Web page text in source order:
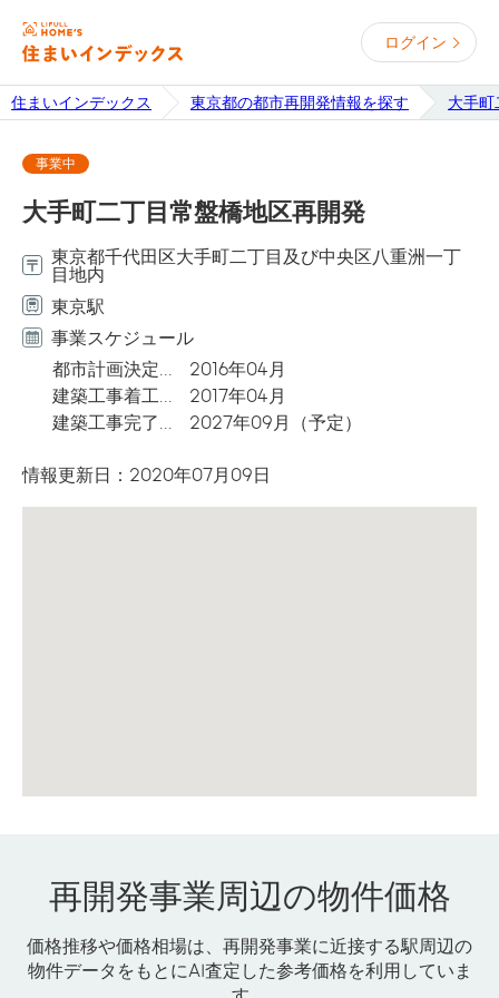
ログイン
住まいインデックス 東京都の都市再開発情報を探す 大手
事業中
大手町二丁目常盤橋地区再開発
東京都千代田区大手町二丁目及び中央区八重洲一丁
目地内
東京駅
事業スケジュール
都市計画決定
2016年04月
建築工事着工
2017年04月
建築工事完了
2027年09月 （予定）
情報更新日：2020年07月09日
再開発事業周辺の物件価格
価格推移や価格相場は、再開発事業に近接する駅周辺の
物件データをもとにAI査定した参考価格を利用していま